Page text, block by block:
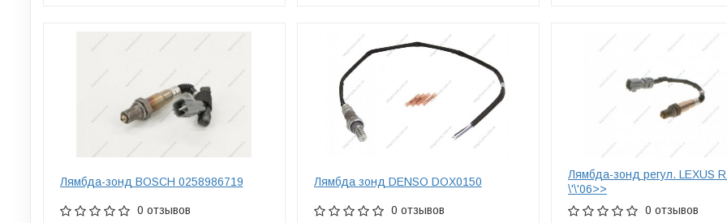
Лямбда-зонд BOSCH 0258986719
0 отзывов
Лямбда зонд DENSO DOX0150
0 отзывов
Лямбда-зонд регул. LEXUS
\'\'06>>
0 отзывов